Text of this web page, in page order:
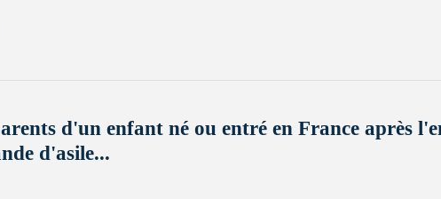
d'un enfant né ou entré en France après
d'asile...